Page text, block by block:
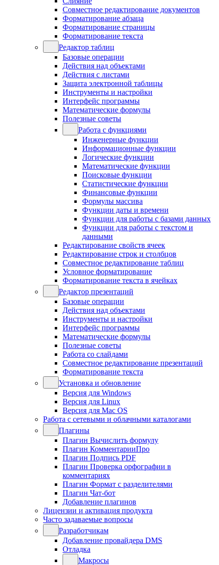
Совместное редактирование документов
Форматирование абзаца
Форматирование страницы
Форматирование текста
Редактор таблиц
Базовые операции
Действия над объектами
Действия с листами
Защита электронной таблицы
Инструменты и настройки
Интерфейс программы
Математические формулы
Полезные советы
Работа с функциями
Инженерные функции
Информационные функции
Логические функции
Математические функции
Поисковые функции
Статистические функции
Финансовые функции
Формулы массива
Функции даты и времени
Функции для работы с базами данных
Функции для работы с текстом и
данными
Редактирование свойств ячеек
Редактирование строк и столбцов
Совместное редактирование таблиц
Условное форматирование
Форматирование текста в ячейках
Редактор презентаций
Базовые операции
Действия над объектами
Инструменты и настройки
Интерфейс программы
Математические формулы
Полезные советы
Работа со слайдами
Совместное редактирование презентаций
Форматирование текста
Установка и обновление
Версия для Windows
Версия для Linux
Версия для Mac OS
Работа с сетевыми и облачными каталогами
Плагины
Плагин Вычислить формулу
Плагин КомментарииПро
Плагин Подпись PDF
Плагин Проверка орфографии в
комментариях
Плагин Формат с разделителями
Плагин Чат-бот
Добавление плагинов
Лицензии и активация продукта
Часто задаваемые вопросы
Разработчикам
Добавление провайдера DMS
Отладка
Макросы